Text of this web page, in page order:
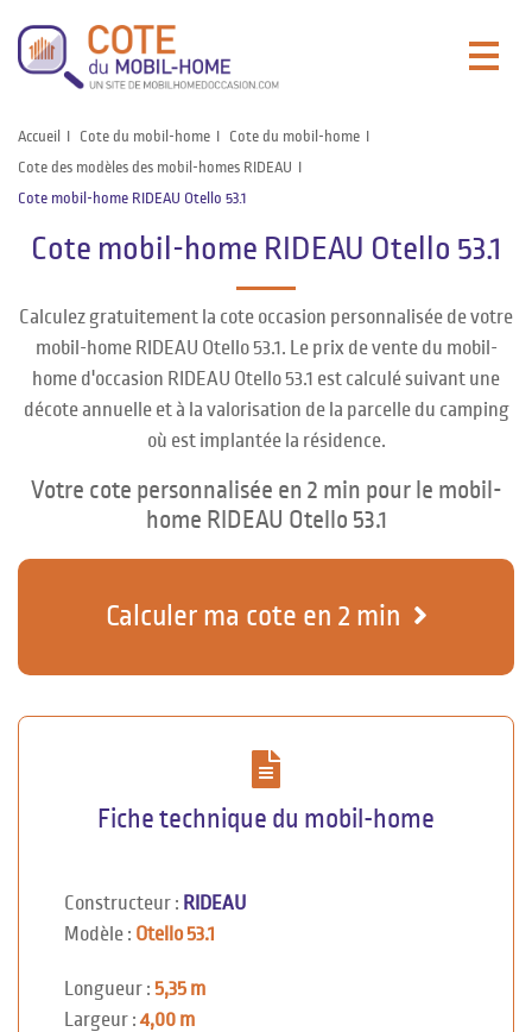
Accueil Cote du mobil-home
Cote du mobil-home
Cote des modèles des mobil-homes RIDEAU
Cote mobil-home RIDEAU Otello 53.1
Cote mobil-home RIDEAU Otello 53.1
Calculez gratuitement la cote occasion personnalisée de votre
mobil-home RIDEAU Otello 53.1. Le prix de vente du mobil-
home d'occasion RIDEAU Otello 53.1 est calculé suivant une
décote annuelle et à la valorisation de la parcelle du camping
où est implantée la résidence.
Votre cote personnalisée en 2 min pour le mobil-
home RIDEAU Otello 53.1
Calculer ma cote en 2 min
Fiche technique du mobil-home
Constructeur : RIDEAU
Modèle : Otello 53.1
Longueur : 5,35 m
Largeur : 4,00 m